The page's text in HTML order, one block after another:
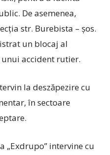
De asemenea,
str. Burebista – șos.
un blocaj al
accident rutier.
la deszăpezire cu
în sectoare
„Exdrupo” intervine cu